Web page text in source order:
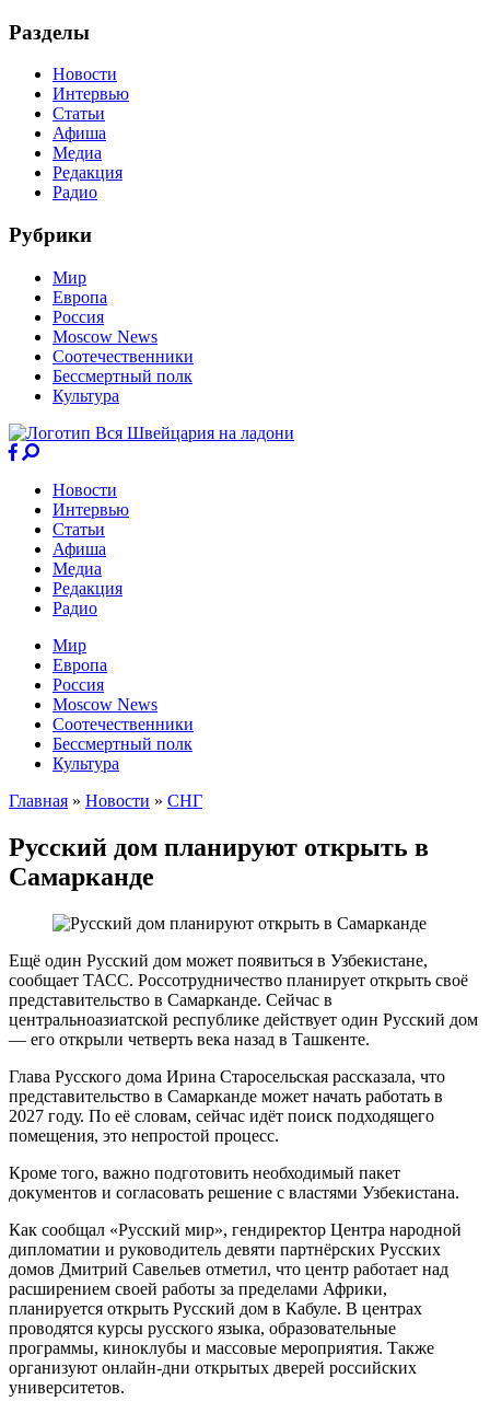
Разделы
Новости
Интервью
Статьи
Афиша
Медиа
Редакция
Радио
Рубрики
Мир
Европа
Россия
Moscow News
Соотечественники
Бессмертный полк
Культура
Новости
Интервью
Статьи
Афиша
Медиа
Редакция
Радио
Мир
Европа
Россия
Moscow News
Соотечественники
Бессмертный полк
Культура
Главная » Новости » СНГ
Русский дом планируют открыть в
Самарканде
Ещё один Русский дом может появиться в Узбекистане,
сообщает ТАСС. Россотрудничество планирует открыть своё
представительство в Самарканде. Сейчас в
центральноазиатской республике действует один Русский дом
— его открыли четверть века назад в Ташкенте.
Глава Русского дома Ирина Старосельская рассказала, что
представительство в Самарканде может начать работать в
2027 году. По её словам, сейчас идёт поиск подходящего
помещения, это непростой процесс.
Кроме того, важно подготовить необходимый пакет
документов и согласовать решение с властями Узбекистана.
Как сообщал «Русский мир», гендиректор Центра народной
дипломатии и руководитель девяти партнёрских Русских
домов Дмитрий Савельев отметил, что центр работает над
расширением своей работы за пределами Африки,
планируется открыть Русский дом в Кабуле. В центрах
проводятся курсы русского языка, образовательные
программы, киноклубы и массовые мероприятия. Также
организуют онлайн-дни открытых дверей российских
университетов.